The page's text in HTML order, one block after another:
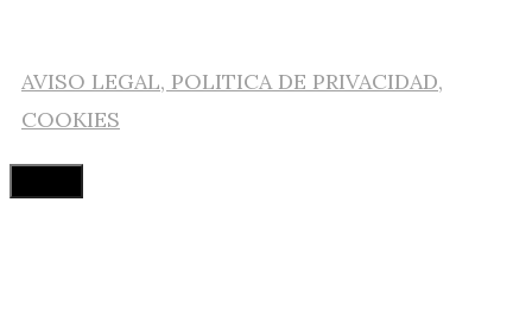
AVISO LEGAL, POLITICA DE PRIVACIDAD,
COOKIES
Cerrar